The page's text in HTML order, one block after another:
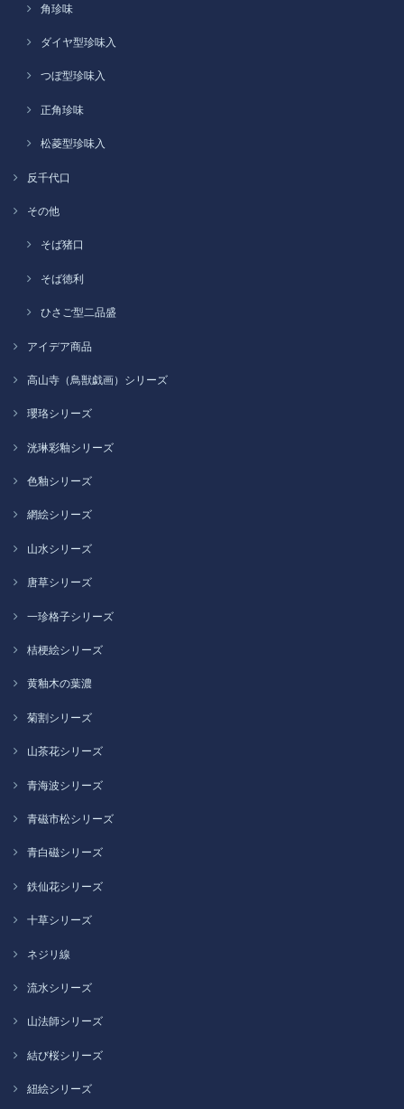
角珍味
ダイヤ型珍味入
つぼ型珍味入
正角珍味
松菱型珍味入
反千代口
その他
そば猪口
そば徳利
ひさご型二品盛
アイデア商品
高山寺（鳥獣戯画）シリーズ
瓔珞シリーズ
洸琳彩釉シリーズ
色釉シリーズ
網絵シリーズ
山水シリーズ
唐草シリーズ
一珍格子シリーズ
桔梗絵シリーズ
黄釉木の葉濃
菊割シリーズ
山茶花シリーズ
青海波シリーズ
青磁市松シリーズ
青白磁シリーズ
鉄仙花シリーズ
十草シリーズ
ネジリ線
流水シリーズ
山法師シリーズ
結び桜シリーズ
紐絵シリーズ